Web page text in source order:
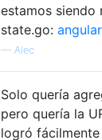
estamos siendo
state.go:
— Alec
Solo quería
pero quería la
logró